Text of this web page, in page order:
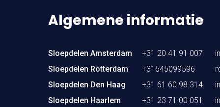
Algemene informatie
Sloepdelen Amsterdam +31 20 41 91 007
Sloepdelen Rotterdam
+31645099596
Sloepdelen Den Haag
+31 61 60 98 314
Sloepdelen Haarlem
+31 23 71 00 051